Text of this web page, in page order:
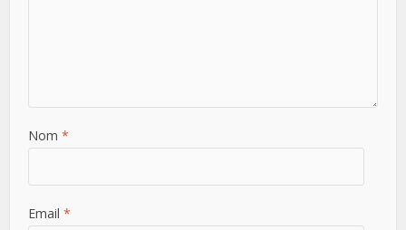
Nom *
Email *